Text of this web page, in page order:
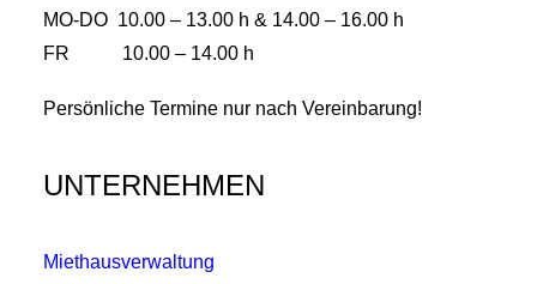
MO-DO 10.00 – 13.00 h & 14.00 – 16.00 h
FR 10.00 – 14.00 h
Persönliche Termine nur nach Vereinbarung!
UNTERNEHMEN
Miethausverwaltung